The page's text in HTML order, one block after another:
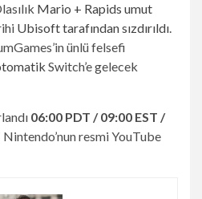
Mario + Rapids umut
Ubisoft tarafından sızdırıldı.
ünlü felsefi
Switch’e gelecek
06:00 PDT / 09:00 EST /
Nintendo’nun resmi YouTube